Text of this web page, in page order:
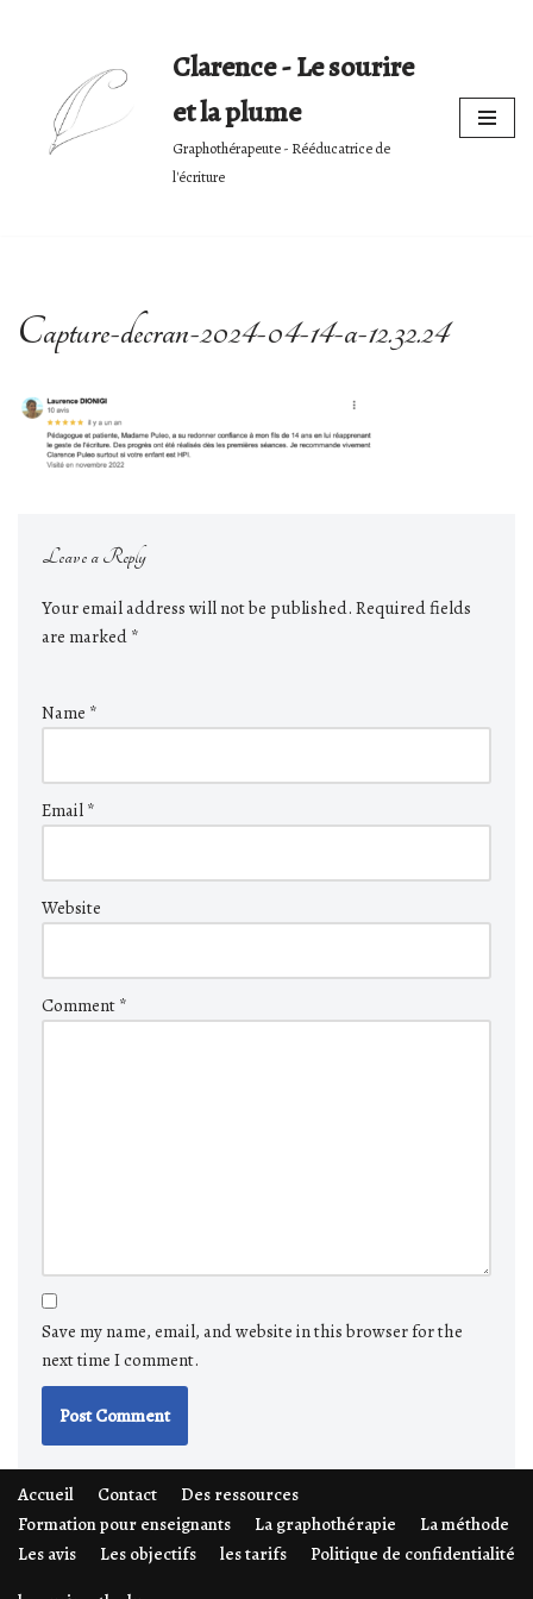
content
Clarence - Le sourire
et la plume
Graphothérapeute - Rééducatrice de
l'écriture
Capture-decran-2024-04-14-a-12.32.24
Leave a Reply
Your email address will not be published. Required fields
are marked *
Name *
Email *
Website
Comment *
Save my name, email, and website in this browser for the
next time I comment.
Accueil Contact
Des ressources
Formation pour enseignants
La graphothérapie
La méthode
Les avis
Les objectifs les tarifs Politique de confidentialité